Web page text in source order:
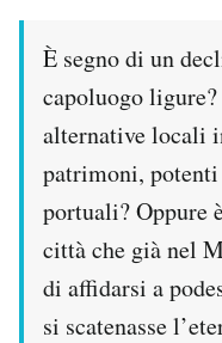
È segno di un
capoluogo
alternative locali
patrimoni,
portuali? Oppure
città che già nel
di affidarsi a
si scatenasse